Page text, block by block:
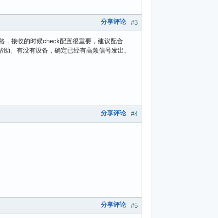
#3
分享评论
，接收的时候check配置很重要，建议配合
。有没有设备，确定已经有高频信号发出。
#4
分享评论
#5
分享评论